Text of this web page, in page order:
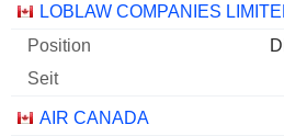
ATKINSREALIS GROUP INC.
Unternehmen Position Beginn
LOBLAW COMPANIES
AIR CANADA